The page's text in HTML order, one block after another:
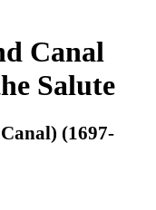
Canal
Salute
(1697-